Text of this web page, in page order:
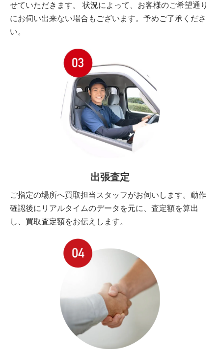
せていただきます。 状況によって、お客様のご希望通り
にお伺い出来ない場合もございます。予めご了承くださ
い。
出張査定
ご指定の場所へ買取担当スタッフがお伺いします。動作
確認後にリアルタイムのデータを元に、査定額を算出
し、買取査定額をお伝えします。